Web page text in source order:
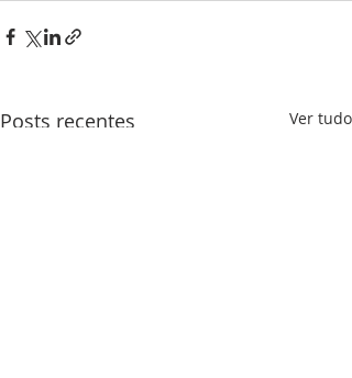
Posts recentes Ver tudo